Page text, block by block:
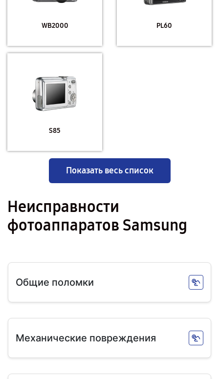
WB2000 PL60
S85
Показать весь список
Неисправности
фотоаппаратов Samsung
Общие поломки
Механические повреждения